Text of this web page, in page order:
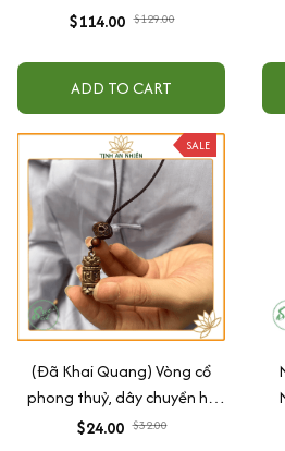
$114.00 $129.00
ADD TO CART
SALE
(Đã Khai Quang) Vòng cổ
phong thuỷ, dây chuyền hộ
mệnh, dây đeo bình an may
$24.00 $32.00